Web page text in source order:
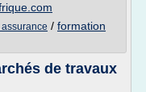
/ formation
de travaux